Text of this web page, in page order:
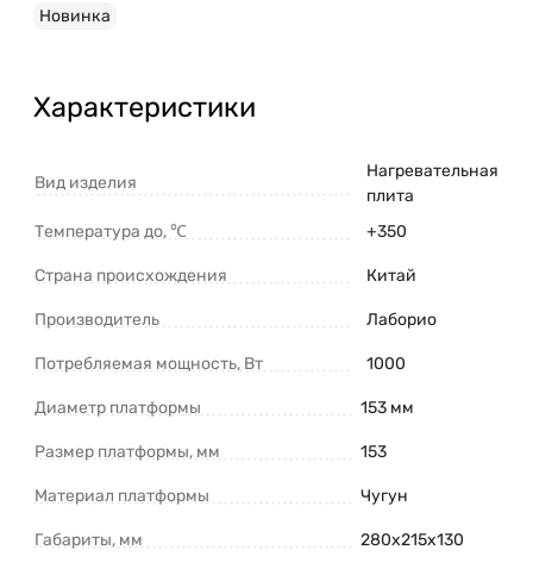
Новинка
Характеристики
Вид изделия
Нагревательная
плита
Температура до, ℃
+350
Страна происхождения Китай
Производитель Лаборио
Потребляемая мощность, Вт 1000
Диаметр платформы 153 мм
Размер платформы, мм 153
Материал платформы Чугун
Габариты, мм 280x215x130